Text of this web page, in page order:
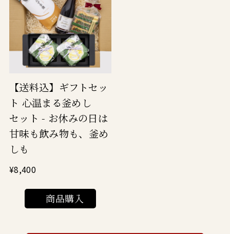
【送料込】ギフトセッ
ト 心温まる釜めし
セット - お休みの日は
甘味も飲み物も、釜め
しも
¥8,400
商品購入